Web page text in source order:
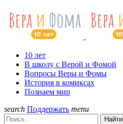
10 лет
В школу с Верой и Фомой
Вопросы Веры и Фомы
История в комиксах
Познаем мир
search Поддержать menu
Найти